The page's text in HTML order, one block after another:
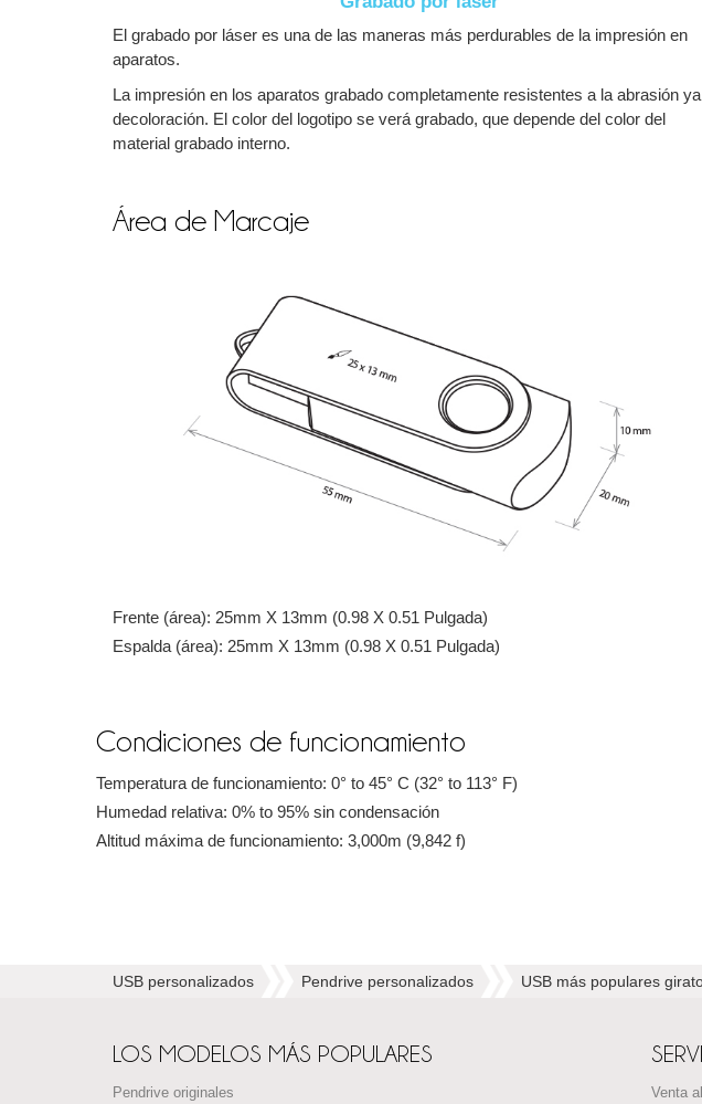
El grabado por láser es una de las maneras más perdurables de la impresión en
aparatos.
La impresión en los aparatos grabado completamente resistentes a la abrasión
decoloración. El color del logotipo se verá grabado, que depende del color del
material grabado interno.
Área de Marcaje
Frente (área): 25mm X 13mm (0.98 X 0.51 Pulgada)
Espalda (área): 25mm X 13mm (0.98 X 0.51 Pulgada)
Condiciones de funcionamiento
Temperatura de funcionamiento: 0° to 45° C (32° to 113° F)
Humedad relativa: 0% to 95% sin condensación
Altitud máxima de funcionamiento: 3,000m (9,842 f)
USB personalizados Pendrive personalizados USB más populares
LOS MODELOS MÁS POPULARES
Pendrive originales Venta